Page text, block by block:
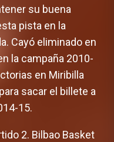
su buena
pista en la
Cayó eliminado en
la campaña 2010-
en Miribilla
sacar el billete a
15.
2. Bilbao Basket